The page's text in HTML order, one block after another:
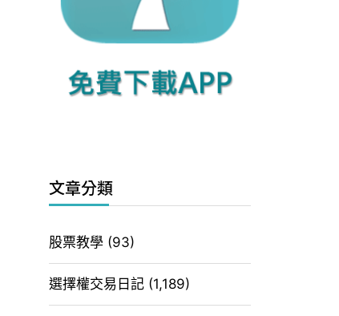
文章分類
股票教學 (93)
選擇權交易日記 (1,189)